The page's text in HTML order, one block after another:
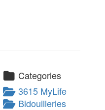
Categories
3615 MyLife
Bidouilleries